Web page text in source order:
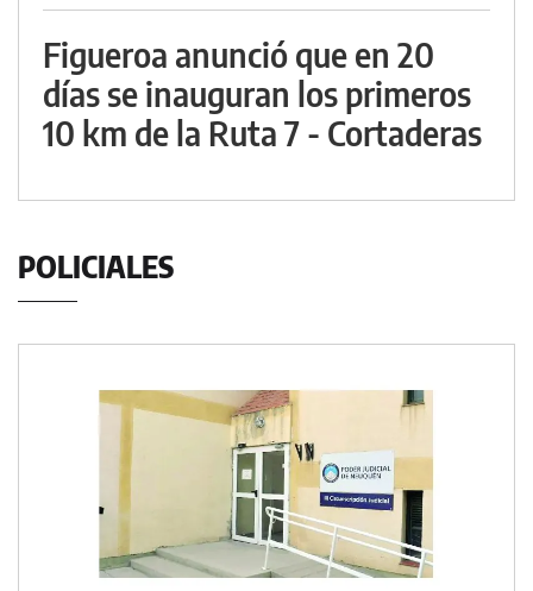
Figueroa anunció que en 20
días se inauguran los primeros
10 km de la Ruta 7 - Cortaderas
POLICIALES